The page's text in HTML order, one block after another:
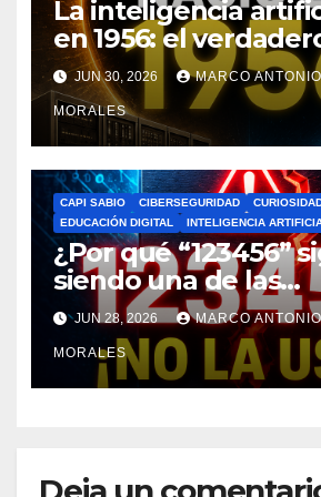
La inteligencia
en 1956: el
de la IA que cambió
JUN 30, 2026 MARCO
MORALES
CAPI SABIO CIBERSEGURIDAD
EDUCACIÓN DIGITAL
INTELIGENCIA
¿Por qué “123456”
siendo una de las
contraseñas más
peligrosas del
JUN 28, 2026 MARCO
MORALES